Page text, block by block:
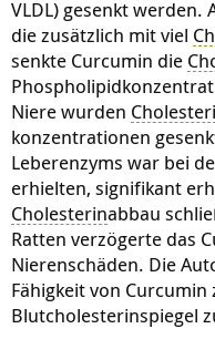
VLDL) gesenkt werden.
die zusätzlich mit viel
senkte Curcumin die
Niere wurden
konzentrationen
Leberenzyms war bei
erhielten, signifikant
Cholesterinabbau
Ratten verzögerte das
Nierenschäden. Die
Fähigkeit von Curcumin
Blutcholesterinspiegel